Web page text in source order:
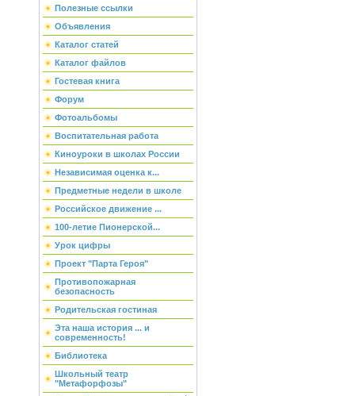
Полезные ссылки
Объявления
Каталог статей
Каталог файлов
Гостевая книга
Форум
Фотоальбомы
Воспитательная работа
Киноуроки в школах России
Независимая оценка к...
Предметные недели в школе
Российское движение ...
100-летие Пионерской...
Урок цифры
Проект "Парта Героя"
Противопожарная
безопасность
Родительская гостиная
Эта наша история ... и
современность!
Библиотека
Школьный театр
"Метафорфозы"